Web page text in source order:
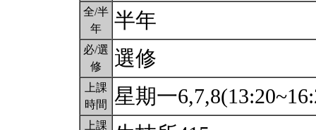
全/半
年
半年
必/選
修
選修
上課
時間
星期一
上課